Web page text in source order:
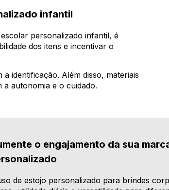
infantil
personalizado infantil, é
dos itens e incentivar o
identificação. Além disso, materiais
autonomia e o cuidado.
o engajamento da sua
de estojo personalizado para brindes